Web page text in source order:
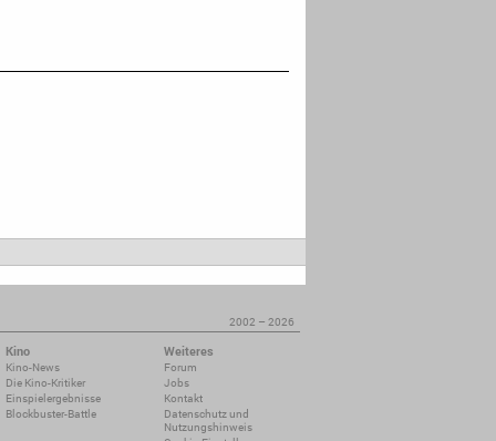
2002 – 2026
Kino
Kino-News
Die Kino-Kritiker
Einspielergebnisse
Blockbuster-Battle
Weiteres
Forum
Jobs
Kontakt
Datenschutz und
Nutzungshinweis